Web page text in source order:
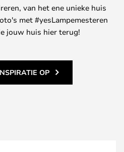
van het ene unieke huis
met #yesLampemesteren
jouw huis hier terug!
OP